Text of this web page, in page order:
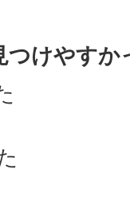
つけやすか